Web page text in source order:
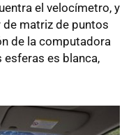
el velocímetro, y
matriz de puntos
de la computadora
esferas es blanca,